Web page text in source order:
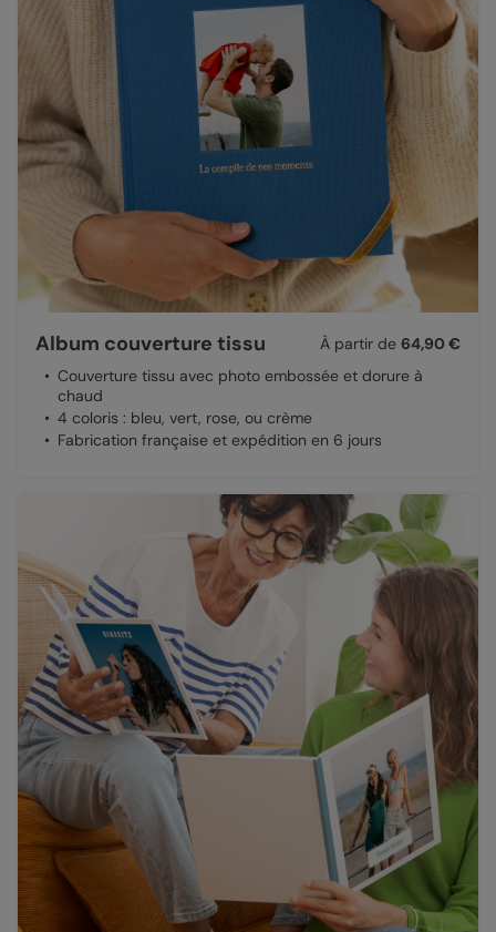
Album couverture tissu À partir de 64,90 €
Couverture tissu avec photo embossée et dorure à
chaud
4 coloris : bleu, vert, rose, ou crème
Fabrication française et expédition en 6 jours